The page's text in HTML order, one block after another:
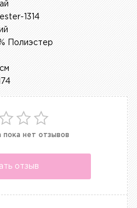
1314
Полиэстер
пока нет отзывов
отзыв